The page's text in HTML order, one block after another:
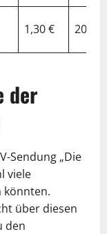
1,30 € 20%
der
Sendung „Die
viele
könnten.
über diesen
den